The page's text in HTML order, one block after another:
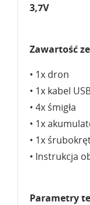
3,7V
Zawartość
• 1x dron
• 1x kabel
• 4x śmigła
• 1x
• 1x
• Instrukcja
Parametry